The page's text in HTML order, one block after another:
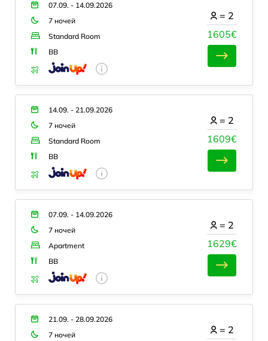
07.09. - 14.09.2026
7 ночей
Standard Room
BB
1605€
= 2
14.09. - 21.09.2026
7 ночей
Standard Room
BB
1609€
= 2
07.09. - 14.09.2026
7 ночей
Apartment
BB
1629€
= 2
21.09. - 28.09.2026
7 ночей
= 2